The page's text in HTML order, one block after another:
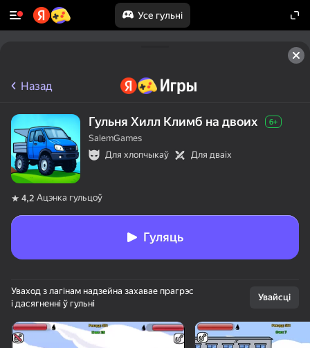
Усе гульні
Павярніце прыладу
Назад
Гульня Хилл Климб на двоих 6+
SalemGames
Для хлопчыкаў
Для дваіх
4,2 Ацэнка гульцоў
Гуляць
Уваход з лагінам надзейна захавае прагрэс
і дасягненні ў гульні
Увайсці